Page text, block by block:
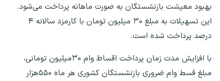
بهبود معیشت بازنشستگان به صورت ماهانه پرداخت می‌شود.
این تسهیلات به مبلغ ۳۰ میلیون تومان با کارمزد سالانه ۴
درصد پرداخت شده است.
با افزایش مدت زمان پرداخت اقساط وام ۳۰میلیون تومانی،
مبلغ قسط وام ضروری بازنشستگان کشوری هر ماه ۵۵۰هزار